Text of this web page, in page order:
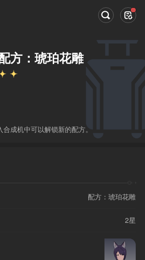
方：琥珀花雕
合成机中可以解锁新的配方。
配方：琥珀花雕
2星